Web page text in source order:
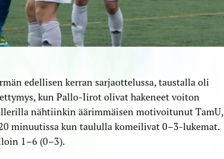
edellisen kerran sarjaottelussa, taustalla oli
kun Pallo-Iirot olivat hakeneet voiton
nähtiinkin äärimmäisen motivoitunut TamU,
minuutissa kun taululla komeilivat 0–3-lukemat.
1–6 (0–3).